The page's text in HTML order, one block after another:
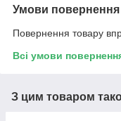
Умови повернення
Повернення товару
Всі умови
З цим товаром